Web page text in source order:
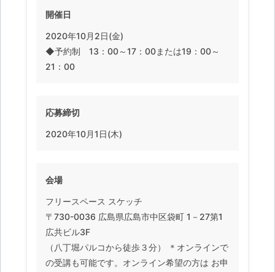
開催日
2020年10月2日(金)
◆予約制 13：00～17：00または19：00～
21：00
応募締切
2020年10月1日(木)
会場
フリースペース スケッチ
〒730-0036 広島県広島市中区袋町 1－27第1
広共ビル3F
（八丁堀パルコから徒歩３分） ＊オンラインで
の受講も可能です。オンライン希望の方は お申